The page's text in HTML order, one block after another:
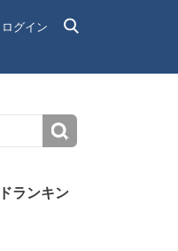
ログイン
ランキン